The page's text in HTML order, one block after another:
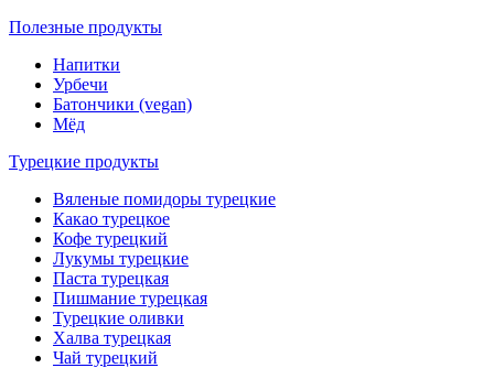
Полезные продукты
Напитки
Урбечи
Батончики (vegan)
Мёд
Турецкие продукты
Вяленые помидоры турецкие
Какао турецкое
Кофе турецкий
Лукумы турецкие
Паста турецкая
Пишмание турецкая
Турецкие оливки
Халва турецкая
Чай турецкий